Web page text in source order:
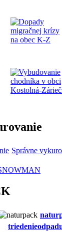
Správne